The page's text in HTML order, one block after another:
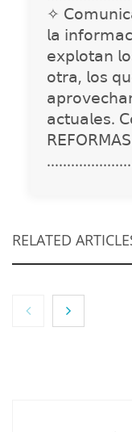
✧
𝗅𝖺
𝖾𝗑𝗉𝗅𝗈𝗍𝖺𝗇
𝗈𝗍𝗋𝖺, 𝗅𝗈𝗌
𝖺𝖼𝗍𝗎𝖺𝗅𝖾𝗌.
RELATED
NOVA:
espacios de